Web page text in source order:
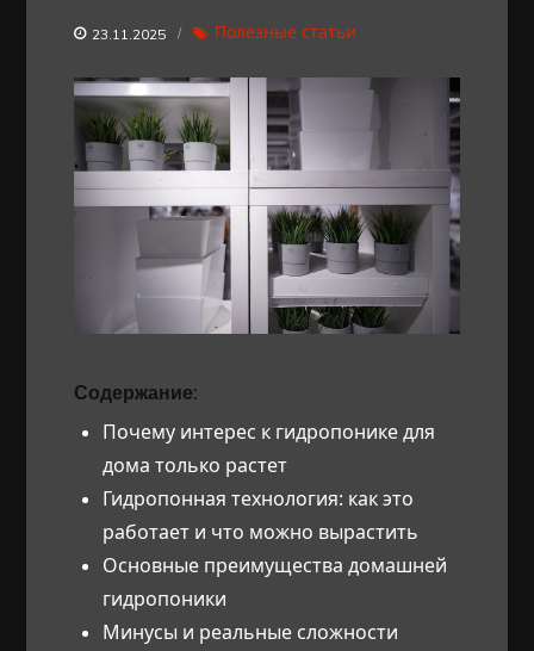
23.11.2025 Полезные статьи
Содержание:
Почему интерес к гидропонике для
дома только растет
Гидропонная технология: как это
работает и что можно вырастить
Основные преимущества домашней
гидропоники
Минусы и реальные сложности